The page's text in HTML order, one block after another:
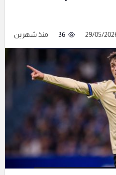
36 منذ شهرين